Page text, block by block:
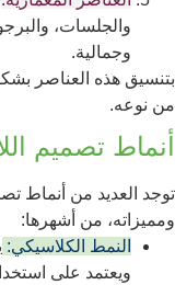
والجلسات،
وجمالية.
بتنسيق هذه العناصر
من نوعه.
أنماط تصميم
توجد العديد من أنماط
ومميزاته، من أشهرها:
النمط الكلاسيكي:
ويعتمد على